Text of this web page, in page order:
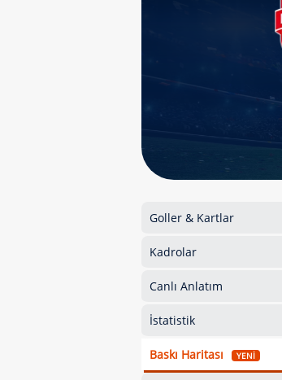
Goller & Kartlar
Kadrolar
Canlı Anlatım
İstatistik
Baskı Haritası YENİ